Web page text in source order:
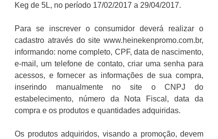
Keg de 5L, no período 17/02/2017 a 29/04/2017.
Para se inscrever o consumidor deverá realizar o
cadastro através do site www.heinekenpromo.com.br,
informando: nome completo, CPF, data de nascimento,
e-mail, um telefone de contato, criar uma senha para
acessos, e fornecer as informações de sua compra,
inserindo manualmente no site o CNPJ do
estabelecimento, número da Nota Fiscal, data da
compra e os produtos e quantidades adquiridas.
Os produtos adquiridos, visando a promoção, devem